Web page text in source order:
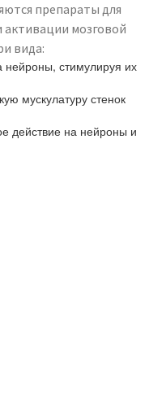
препараты для
активации мозговой
вида:
стимулируя их
мускулатуру стенок
действие на нейроны и